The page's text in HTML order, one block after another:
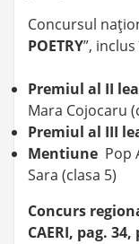
Concursul
POETRY”,
Premiul al II lea
Mara Cojocaru
Premiul al III
Mentiune Pop
Sara (clasa 5)
Concurs
CAERI, pag. 34,